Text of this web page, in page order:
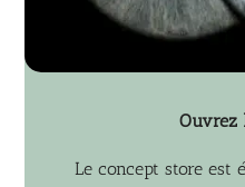
Ouvrez
Le concept store est